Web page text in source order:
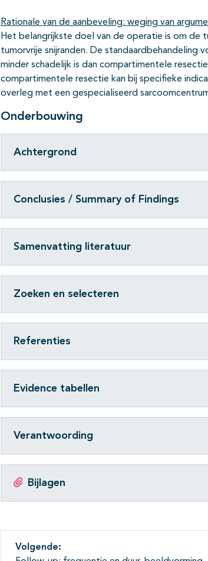
Rationale van de aanbeveling: weging van
Het belangrijkste doel van de operatie is om de
tumorvrije snijranden. De standaardbehandeling
minder schadelijk is dan compartimentele
compartimentele resectie kan bij specifieke
overleg met een gespecialiseerd
Onderbouwing
Achtergrond
Conclusies / Summary of Findings
Samenvatting literatuur
Zoeken en selecteren
Referenties
Evidence tabellen
Verantwoording
Bijlagen
Volgende: